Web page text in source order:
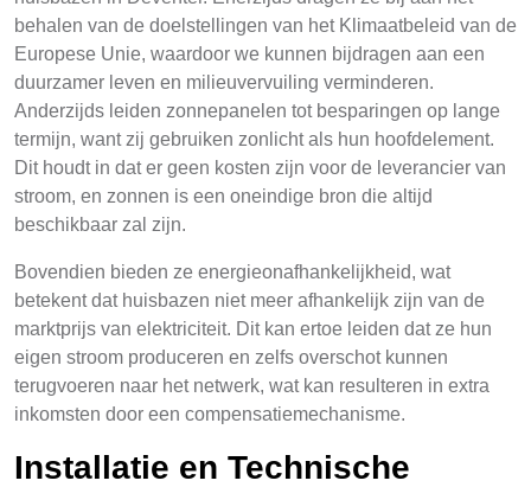
behalen van de doelstellingen van het Klimaatbeleid van de
Europese Unie, waardoor we kunnen bijdragen aan een
duurzamer leven en milieuvervuiling verminderen.
Anderzijds leiden zonnepanelen tot besparingen op lange
termijn, want zij gebruiken zonlicht als hun hoofdelement.
Dit houdt in dat er geen kosten zijn voor de leverancier van
stroom, en zonnen is een oneindige bron die altijd
beschikbaar zal zijn.
Bovendien bieden ze energieonafhankelijkheid, wat
betekent dat huisbazen niet meer afhankelijk zijn van de
marktprijs van elektriciteit. Dit kan ertoe leiden dat ze hun
eigen stroom produceren en zelfs overschot kunnen
terugvoeren naar het netwerk, wat kan resulteren in extra
inkomsten door een compensatiemechanisme.
Installatie en Technische